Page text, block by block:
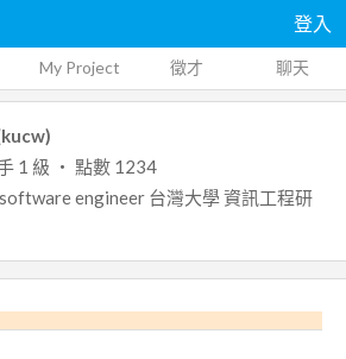
登入
My Project 徵才 聊天
kucw)
1 級 ‧ 點數 1234
engineer 台灣大學資訊工程研